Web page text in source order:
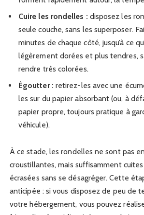
Cuire les rondelles : disposez les
seule couche, sans les superposer.
minutes de chaque côté, jusqu’à ce
légèrement dorées et plus tendres,
rendre très colorées.
Égoutter : retirez-les avec une
les sur du papier absorbant (ou, à
papier propre, toujours pratique à
véhicule).
À ce stade, les rondelles ne sont pas
croustillantes, mais suffisamment
écrasées sans se désagréger. Cette
anticipée : si vous disposez de peu de
votre hébergement, vous pouvez